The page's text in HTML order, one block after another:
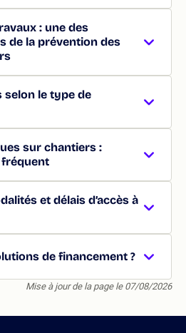
: une des
de la prévention des
selon le type de
sur chantiers :
fréquent
et délais d’accès à
de financement ?
Mise à jour de la page le 07/08/2026